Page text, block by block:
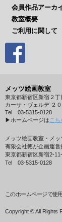
会員作品アーカ
教室概要
ご利用に関して
メッツ絵画教室
東京都新宿区新宿２丁
カーサ・ヴェルデ ２０
Tel 03-5315-0128
▶︎ホームページは こち
メッツ絵画教室・メ
有限会社徳が企画運営
東京都新宿区新宿2-
Tel 03-5315-0128
このホームページで使
Copyright © All Rights